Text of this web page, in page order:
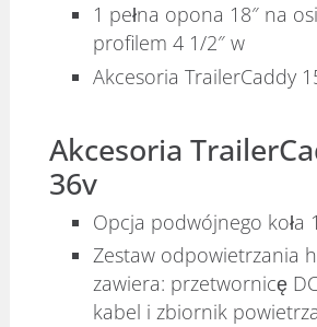
1 pełna opona 18″ na
profilem 4 1/2″ w
Akcesoria TrailerCaddy
Akcesoria
36v
Opcja podwójnego koła
Zestaw odpowietrzania
zawiera: przetwornicę
kabel i zbiornik powietrza